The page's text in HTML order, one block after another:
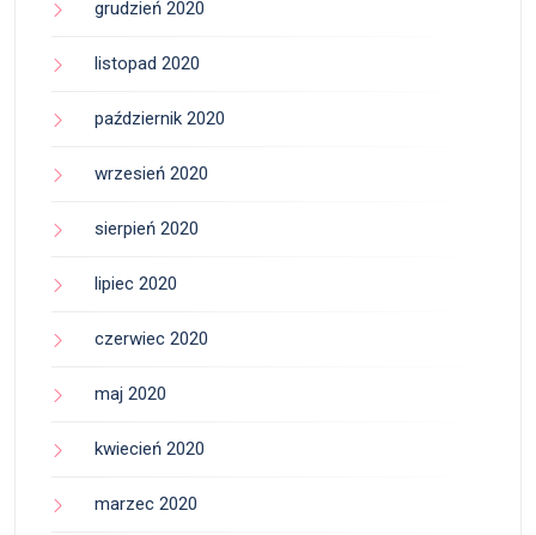
grudzień 2020
listopad 2020
październik 2020
wrzesień 2020
sierpień 2020
lipiec 2020
czerwiec 2020
maj 2020
kwiecień 2020
marzec 2020